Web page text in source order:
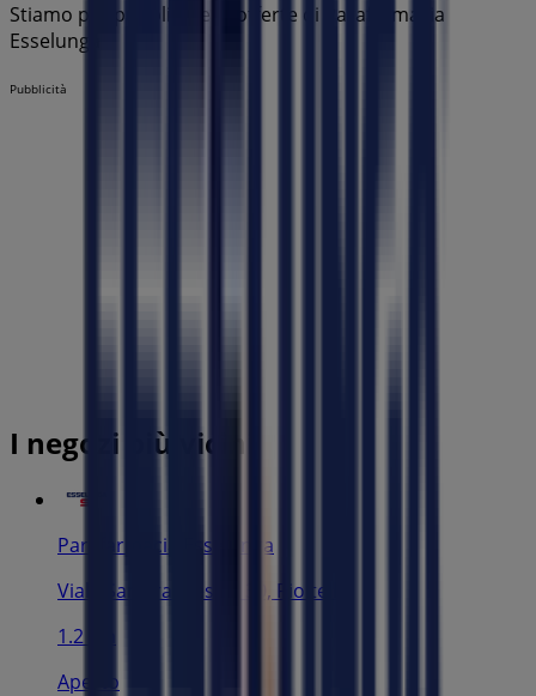
Stiamo per pubblicare le offerte di Parafarmacia
Esselunga
Pubblicità
I negozi più vicini
Parafarmacia Esselunga
Viale San Francesco, 30, Pioltello
1.2 km
Aperto